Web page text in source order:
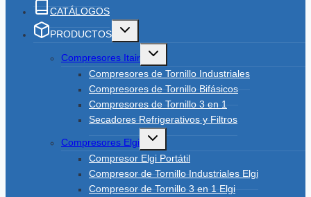
CATÁLOGOS
PRODUCTOS
Toggle
child
Compresores Itair
Toggle
child
menu
Compresores de Tornillo Industriales
Compresores de Tornillo Bifásicos
Compresores de Tornillo 3 en 1
Secadores Refrigerativos y Filtros
Compresores Elgi
Toggle
child
menu
Compresor Elgi Portátil
Compresor de Tornillo Industriales Elgi
Compresor de Tornillo 3 en 1 Elgi